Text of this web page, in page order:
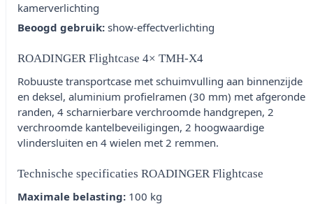
kamerverlichting
Beoogd gebruik: show-effectverlichting
ROADINGER Flightcase 4× TMH-X4
Robuuste transportcase met schuimvulling aan binnenzijde
en deksel, aluminium profielramen (30 mm) met afgeronde
randen, 4 scharnierbare verchroomde handgrepen, 2
verchroomde kantelbeveiligingen, 2 hoogwaardige
vlindersluiten en 4 wielen met 2 remmen.
Technische specificaties ROADINGER Flightcase
Maximale belasting: 100 kg